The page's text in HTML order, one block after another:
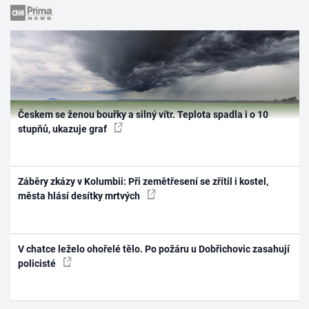
Českem se ženou bouřky a silný vítr. Teplota spadla i o 10
stupňů, ukazuje graf
Záběry zkázy v Kolumbii: Při zemětřesení se zřítil i kostel,
města hlásí desítky mrtvých
V chatce leželo ohořelé tělo. Po požáru u Dobřichovic zasahují
policisté